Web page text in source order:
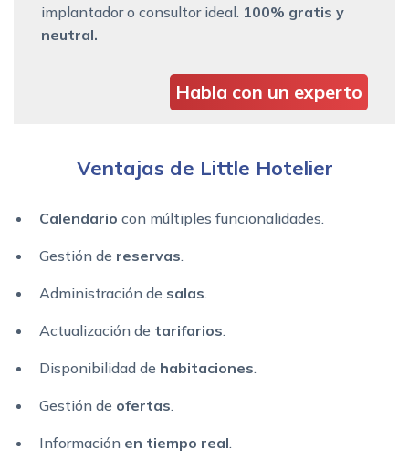
implantador o consultor ideal. 100% gratis y
neutral.
Habla con un experto
Ventajas de Little Hotelier
Calendario con múltiples funcionalidades.
Gestión de reservas.
Administración de salas.
Actualización de tarifarios.
Disponibilidad de habitaciones.
Gestión de ofertas.
Información en tiempo real.